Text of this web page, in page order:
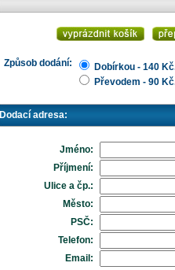
Způsob dodání:
Dobírkou - 140
Převodem - 90
Dodací adresa:
Jméno:
Příjmení:
Ulice a čp.:
Město:
PSČ:
Telefon:
Email: